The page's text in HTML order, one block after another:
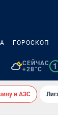
ГОРОСКОП
СЕЙЧАС
+28°C
1
и АЗС